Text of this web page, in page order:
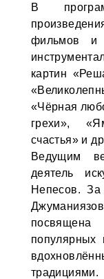
В
фильмов и
картин
«Чёрная
грехи»,
счастья» и
Ведущим
деятель
Непесов.
популярных
традициями.